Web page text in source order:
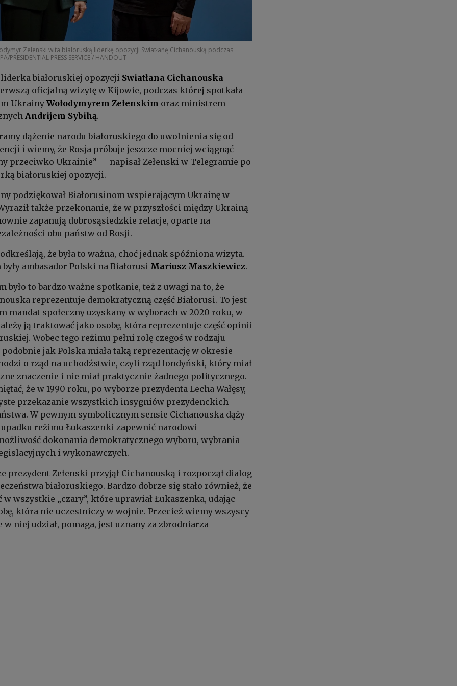
Zełenski wita białoruską liderkę opozycji Swiatłanę Cichanouską podczas
PRESIDENTIAL PRESS SERVICE / HANDOUT
białoruskiej opozycji Swiatłana Cichanouska
oficjalną wizytę w Kijowie, podczas której spotkała
Ukrainy Wołodymyrem Zełenskim oraz ministrem
Andrijem Sybihą.
dążenie narodu białoruskiego do uwolnienia się od
i wiemy, że Rosja próbuje jeszcze mocniej wciągnąć
przeciwko Ukrainie” — napisał Zełenski w Telegramie po
białoruskiej opozycji.
podziękował Białorusinom wspierającym Ukrainę w
także przekonanie, że w przyszłości między Ukrainą
zapanują dobrosąsiedzkie relacje, oparte na
obu państw od Rosji.
że była to ważna, choć jednak spóźniona wizyta.
były ambasador Polski na Białorusi Mariusz Maszkiewicz.
było to bardzo ważne spotkanie, też z uwagi na to, że
reprezentuje demokratyczną część Białorusi. To jest
mandat społeczny uzyskany w wyborach w 2020 roku, w
ją traktować jako osobę, która reprezentuje część opinii
Wobec tego reżimu pełni rolę czegoś w rodzaju
jak Polska miała taką reprezentację w okresie
o rząd na uchodźstwie, czyli rząd londyński, który miał
znaczenie i nie miał praktycznie żadnego politycznego.
że w 1990 roku, po wyborze prezydenta Lecha Wałęsy,
przekazanie wszystkich insygniów prezydenckich
W pewnym symbolicznym sensie Cichanouska dąży
upadku reżimu Łukaszenki zapewnić narodowi
dokonania demokratycznego wyboru, wybrania
i wykonawczych.
prezydent Zełenski przyjął Cichanouską i rozpoczął dialog
białoruskiego. Bardzo dobrze się stało również, że
w wszystkie „czary”, które uprawiał Łukaszenka, udając
która nie uczestniczy w wojnie. Przecież wiemy wszyscy
w niej udział, pomaga, jest uznany za zbrodniarza